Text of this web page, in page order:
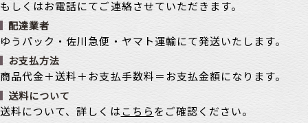
もしくはお電話にてご連絡させていただきます。
配達業者
ゆうパック・佐川急便・ヤマト運輸にて発送いたします。
お支払方法
商品代金＋送料＋お支払手数料＝お支払金額になります。
送料について
送料について、詳しくはこちらをご確認ください。